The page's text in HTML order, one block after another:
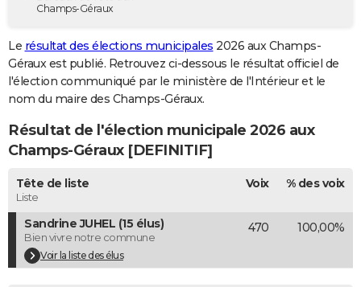
Destinations
City break
Voyage nature
Voyage de noces
Forum
GUIDES D'ACHAT
BONS PLANS
Carte de Noël
Carte Bonne année
Carte Saint-Valentin
Carte Pâques
Carte d'anniversaire
DICTIONNAIRE
Dictionnaire
Biographies
Citations
Expressions
Proverbes
PROGRAMME TV
COPAINS D'AVANT
S'inscrire
Se connecter
Lycées
Collèges
Primaires
Universités
Entreprises
Service militaire
Avis de recherche
AVIS DE DÉCÈS
Champs-Géraux
Le résultat des élections municipales 2026 aux Champs-
Géraux est publié. Retrouvez ci-dessous le résultat officiel de
l'élection communiqué par le ministère de l'Intérieur et le
nom du maire des Champs-Géraux.
Résultat de l'élection municipale 2026 aux
Champs-Géraux [DEFINITIF]
Tête de liste
Liste
Voix % des voix
Sandrine JUHEL (15 élus)
Bien vivre notre commune
Voir la liste des élus
470 100,00%